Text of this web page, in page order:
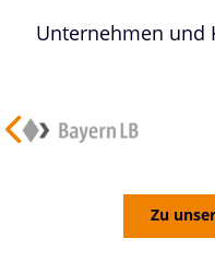
Unternehmen und
Zu